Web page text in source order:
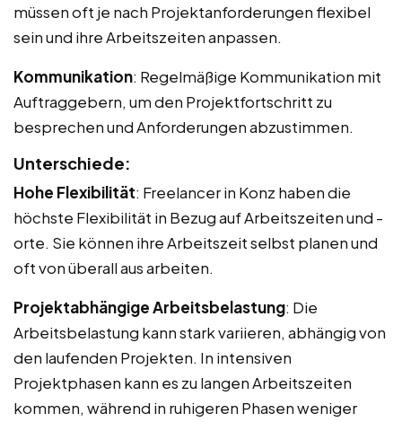
müssen oft je nach Projektanforderungen flexibel
sein und ihre Arbeitszeiten anpassen.
Kommunikation: Regelmäßige Kommunikation mit
Auftraggebern, um den Projektfortschritt zu
besprechen und Anforderungen abzustimmen.
Unterschiede:
Hohe Flexibilität: Freelancer in Konz haben die
höchste Flexibilität in Bezug auf Arbeitszeiten und -
orte. Sie können ihre Arbeitszeit selbst planen und
oft von überall aus arbeiten.
Projektabhängige Arbeitsbelastung: Die
Arbeitsbelastung kann stark variieren, abhängig von
den laufenden Projekten. In intensiven
Projektphasen kann es zu langen Arbeitszeiten
kommen, während in ruhigeren Phasen weniger